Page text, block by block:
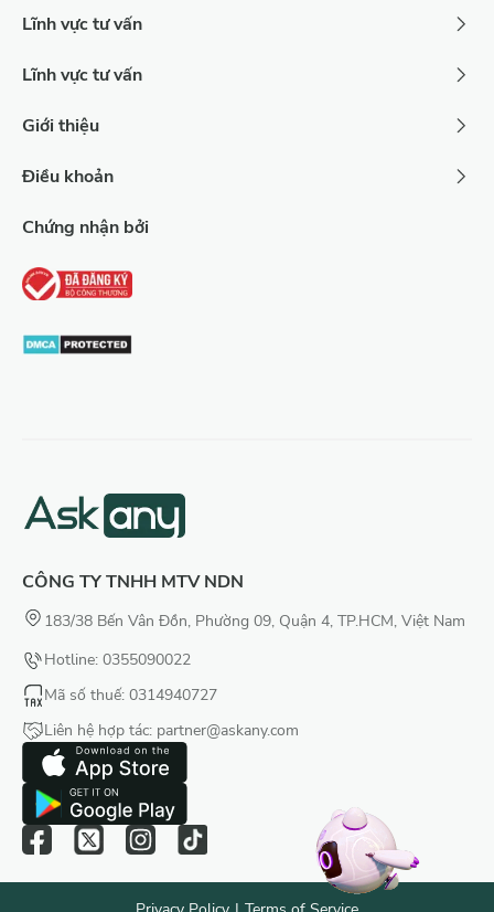
Lĩnh vực tư vấn
Lĩnh vực tư vấn
Giới thiệu
Điều khoản
Chứng nhận bởi
CÔNG TY TNHH MTV NDN
183/38 Bến Vân Đồn, Phường 09, Quận 4, TP.HCM, Việt Nam
Hotline: 0355090022
Mã số thuế: 0314940727
Liên hệ hợp tác: partner@askany.com